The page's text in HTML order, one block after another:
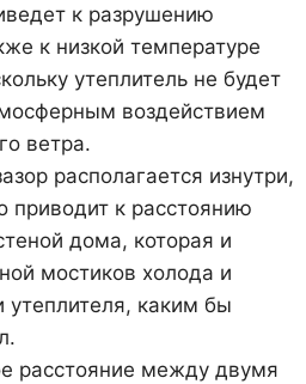
к разрушению
к низкой температуре
утеплитель не будет
воздействием
ветра.
располагается изнутри,
приводит к расстоянию
дома, которая и
мостиков холода и
утеплителя, каким бы
расстояние между двумя